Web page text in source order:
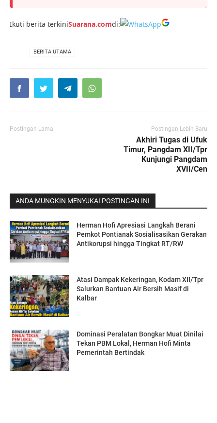
Ikuti berita terkiniSuarana.comdi:
BERITA UTAMA
Postingan Lama Postingan Lebih Baru
Akhiri Tugas di Ufuk
Timur, Pangdam XII/Tpr
Kunjungi Pangdam
XVII/Cen
ANDA MUNGKIN MENYUKAI POSTINGAN INI
Herman Hofi Apresiasi Langkah Berani
Pemkot Pontianak Sosialisasikan Gerakan
Antikorupsi hingga Tingkat RT/RW
Atasi Dampak Kekeringan, Kodam XII/Tpr
Salurkan Bantuan Air Bersih Masif di
Kalbar
Dominasi Peralatan Bongkar Muat Dinilai
Tekan PBM Lokal, Herman Hofi Minta
Pemerintah Bertindak